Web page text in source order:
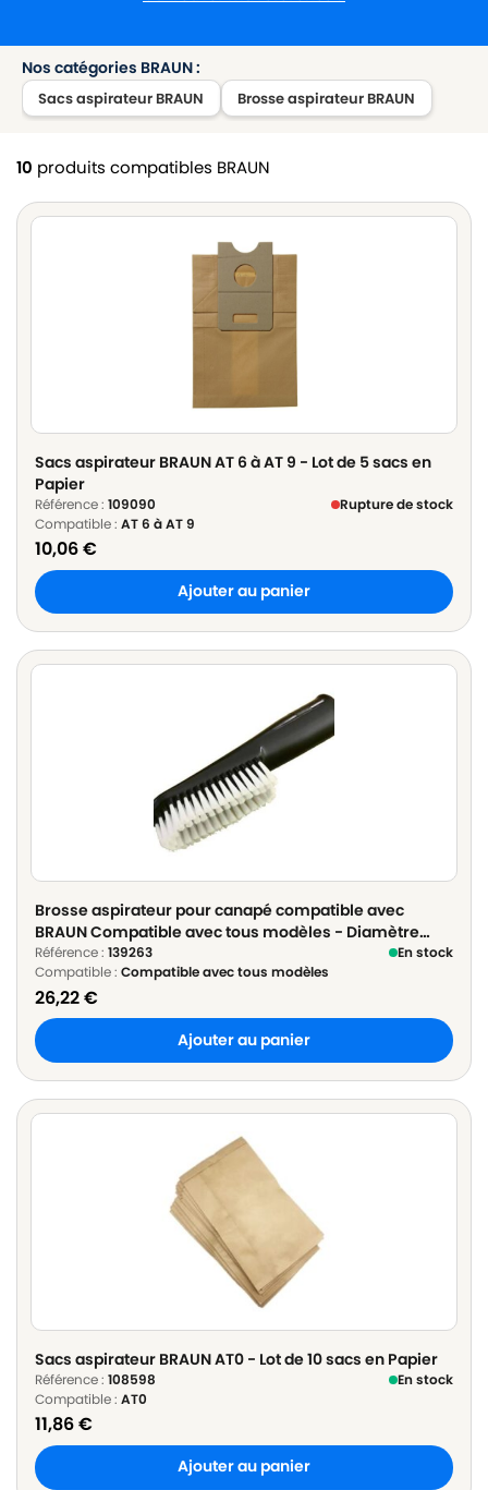
Nos catégories BRAUN :
Sacs aspirateur BRAUN Brosse aspirateur BRAUN
10 produits compatibles BRAUN
Sacs aspirateur BRAUN AT 6 à AT 9 - Lot de 5 sacs en
Papier
Référence : 109090
Rupture de stock
Compatible : AT 6 à AT 9
10,06€
Ajouter au panier
Brosse aspirateur pour canapé compatible avec
BRAUN Compatible avec tous modèles - Diamètre
32mm ou 35mm
Référence : 139263
En stock
Compatible : Compatible avec tous modèles
26,22€
Ajouter au panier
Sacs aspirateur BRAUN AT0 - Lot de 10 sacs en Papier
Référence : 108598
En stock
Compatible : AT0
11,86€
Ajouter au panier